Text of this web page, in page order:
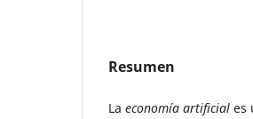
Resumen
La economía artificial es